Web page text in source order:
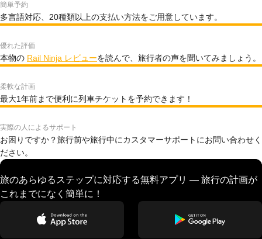
簡単予約
多言語対応、20種類以上の支払い方法をご用意しています。
優れた評価
本物の Rail Ninja レビューを読んで、旅行者の声を聞いてみましょう。
柔軟な計画
最大1年前まで便利に列車チケットを予約できます！
実際の人によるサポート
お困りですか？旅行前や旅行中にカスタマーサポートにお問い合わせく
ださい。
旅のあらゆるステップに対応する無料アプリ — 旅行の計画が
これまでになく簡単に！